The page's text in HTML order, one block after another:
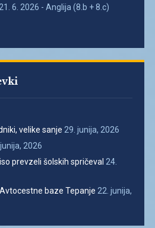
6. 2026 - Anglija (8.b + 8.c)
velike sanje 29. junija, 2026
2026
prevzeli šolskih spričeval 24.
baze Tepanje 22. junija,